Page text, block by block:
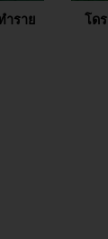
ำราย
โด